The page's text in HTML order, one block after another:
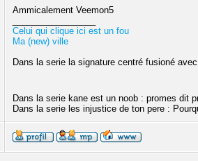
Ammicalement Veemon5
Celui qui clique ici est un fou
Ma (new) ville
Dans la serie la signature centré fusioné
Dans la serie kane est un noob : promes dit
Dans la serie les injustice de ton pere :